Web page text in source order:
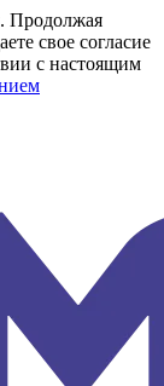
Продолжая
свое согласие
с настоящим